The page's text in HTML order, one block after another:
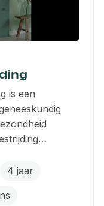
is een
4 jaar